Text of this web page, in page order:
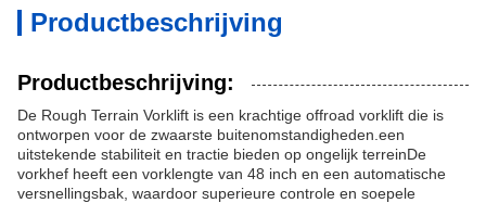
Productbeschrijving
Productbeschrijving:
De Rough Terrain Vorklift is een krachtige offroad vorklift die is
ontworpen voor de zwaarste buitenomstandigheden.een
uitstekende stabiliteit en tractie bieden op ongelijk terreinDe
vorkhef heeft een vorklengte van 48 inch en een automatische
versnellingsbak, waardoor superieure controle en soepele